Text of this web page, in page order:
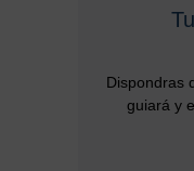
Dispondras
guiará y